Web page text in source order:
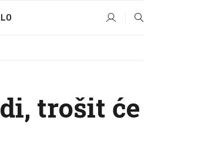
trošit će